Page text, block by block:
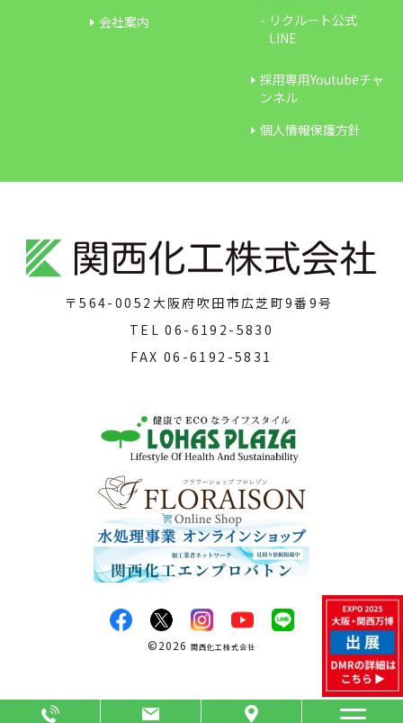
会社案内
リクルート公式
LINE
採用専用Youtubeチャ
ンネル
個人情報保護方針
〒564-0052 大阪府吹田市広芝町9番9号
TEL06-6192-5830
FAX 06-6192-5831
©2026 関西化工株式会社